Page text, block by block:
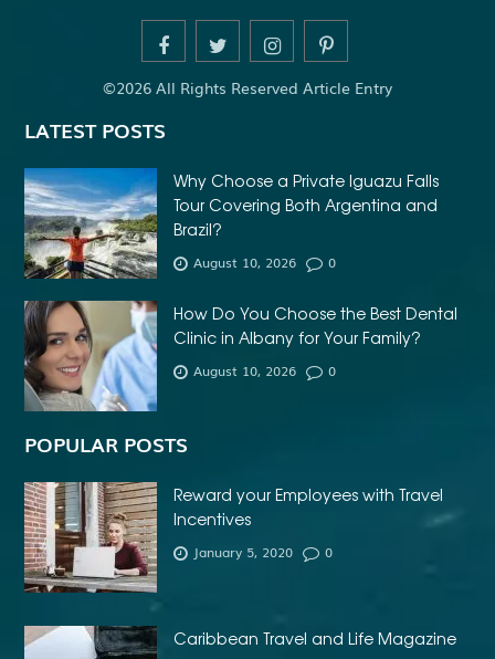
©2026 All Rights Reserved Article Entry
LATEST POSTS
Why Choose a Private Iguazu Falls
Tour Covering Both Argentina and
Brazil?
August 10, 2026 0
How Do You Choose the Best Dental
Clinic in Albany for Your Family?
August 10, 2026 0
POPULAR POSTS
Reward your Employees with Travel
Incentives
January 5, 2020 0
Caribbean Travel and Life Magazine